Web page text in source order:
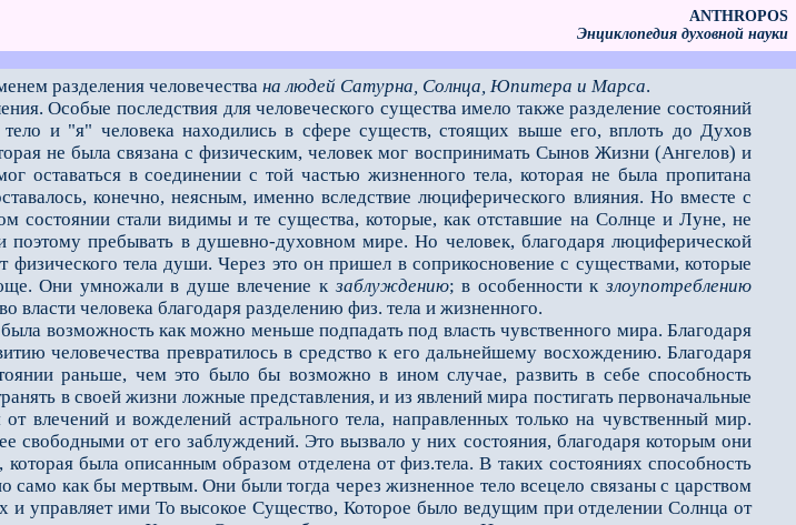
ANTHROPOS
Энциклопедия духовной науки
разделения человечества на людей Сатурна, Солнца, Юпитера и Марса.
Особые последствия для человеческого существа имело также разделение состояний
и "я" человека находились в сфере существ, стоящих выше его, вплоть до Духов
не была связана с физическим, человек мог воспринимать Сынов Жизни (Ангелов) и
оставаться в соединении с той частью жизненного тела, которая не была пропитана
конечно, неясным, именно вследствие люциферического влияния. Но вместе с
состоянии стали видимы и те существа, которые, как отставшие на Солнце и Луне, не
пребывать в душевно-духовном мире. Но человек, благодаря люциферической
тела души. Через это он пришел в соприкосновение с существами, которые
Они умножали в душе влечение к заблуждению; в особенности кзлоупотреблению
власти человека благодаря разделению физ. тела и жизненного.
возможность как можно меньше подпадать под власть чувственного мира. Благодаря
человечества превратилось в средство к его дальнейшему восхождению. Благодаря
раньше, чем это было бы возможно в ином случае, развить в себе способность
в своей жизни ложные представления, и из явлений мира постигать первоначальные
влечений и вожделений астрального тела, направленных только на чувственный мир.
свободными от его заблуждений. Это вызвало у них состояния, благодаря которым они
была описанным образом отделена от физ.тела. В таких состояниях способность
само как бы мертвым. Они были тогда через жизненное тело всецело связаны с царством
и управляет ими То высокое Существо, Которое было ведущим при отделении Солнца от